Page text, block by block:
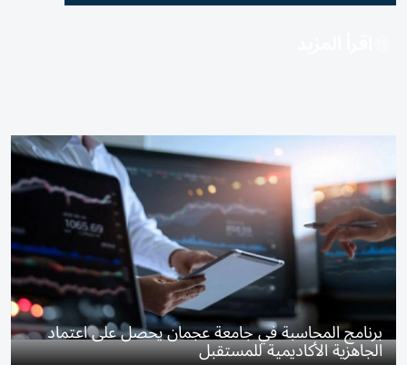
برنامج المحاسبة في جامعة عجمان يحصل على اعتماد
الجاهزية الأكاديمية للمستقبل